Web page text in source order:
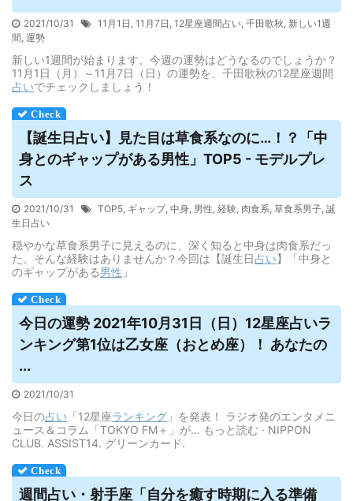
2021/10/31 11月1日 , 11月7日 , 12星座週間占い, 千田歌秋, 新しい1週
間, 運勢
新しい1週間が始まります。今週の運勢はどうなるのでしょうか？
11月1日（月）～11月7日（日）の運勢を、千田歌秋の12星座週間
占いでチェックしましょう！
【誕生日 占い】見た目は草食系なのに…！？「中
身とのギャップがある男性」TOP5 - モデルプレ
ス
2021/10/31 TOP5, ギャップ, 中身, 男性, 経験, 肉食系, 草食系男子, 誕
生日占い
穏やかな草食系男子に見えるのに、深く知ると中身は肉食系だっ
た。そんな経験はありませんか？今回は【誕生日占い】「中身と
のギャップがある男性 」
今日の運勢 2021年10月31日（日）12星座占いラ
ンキング第1位は乙女座（おとめ座）！ あなたの
...
2021/10/31
今日の占い 「12星座ランキング 」を発表！ ラジオ発のエンタメニ
ュース＆コラム「TOKYO FM＋」が… もっと読む · NIPPON
CLUB. ASSIST14. グリーンカード.
週間占い ・射手座「自分を癒す時期に入る準備